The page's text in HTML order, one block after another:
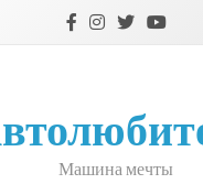
Машина мечты